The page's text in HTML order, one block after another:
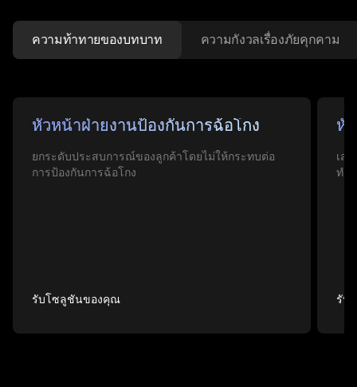
ความท้าทายของบทบาท ความกังวลเรื่องภัยคุกคาม
บริการทางการเงิน
ปกป้องการเข้าสู่ระบบ การชำระเงิน และการโอนเงิน
ด้วยการป้องกันการฉ้อโกงการทำธุรกรรมทางการเงิน
รับโซลูชันของคุณ
ก
ปก
จา
รับ
หัวหน้าฝ่ายงานป้องกันการฉ้อโกง
ยกระดับประสบการณ์ของลูกค้าโดยไม่ให้กระทบต่อ
การป้องกันการฉ้อโกง
รับโซลูชันของคุณ
หั
เส
ทำ
รับ
มัลแวร์ทางการเงิน
เรียนรู้ว่าผู้ให้บริการทางการเงินสามารถทำสิ่งใดได้
บ้างเพื่อทำให้มัลแวร์หมดฤทธิ์
รับโซลูชันของคุณ
ฟิ
สำ
ผู้ใ
รับ
บริการทางการเงิน
ปกป้องการเข้าสู่ระบบ การชำระเงิน และการโอนเงิน
ด้วยการป้องกันการฉ้อโกงการทำธุรกรรมทางการเงิน
รับโซลูชันของคุณ
ก
ปก
จา
รับ
หัวหน้าฝ่ายงานป้องกันการฉ้อโกง
ยกระดับประสบการณ์ของลูกค้าโดยไม่ให้กระทบต่อ
การป้องกันการฉ้อโกง
รับโซลูชันของคุณ
หั
เส
ทำ
รับ